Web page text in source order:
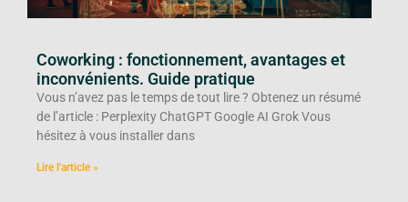
Coworking : fonctionnement, avantages et
inconvénients. Guide pratique
Vous n’avez pas le temps de tout lire ? Obtenez un résumé
de l’article : Perplexity ChatGPT Google AI Grok Vous
hésitez à vous installer dans
Lire l'article »